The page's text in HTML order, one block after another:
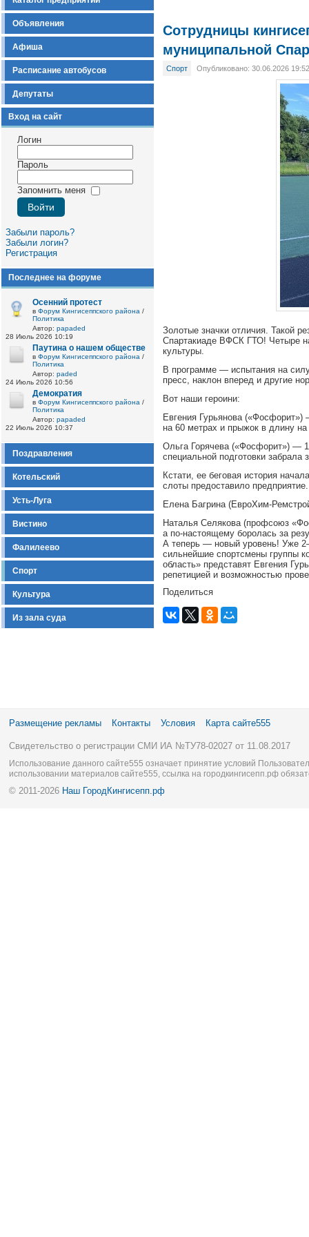
Объявления
Афиша
Расписание автобусов
Депутаты
Вход на сайт
Логин
Пароль
Запомнить меня
Забыли пароль?
Забыли логин?
Регистрация
Последнее на форуме
Осенний протест
в Форум Кингисеппского района /
Политика
Автор: papaded
28 Июль 2026 10:19
Паутина о нашем обществе
в Форум Кингисеппского района /
Политика
Автор: paded
24 Июль 2026 10:56
Демократия
в Форум Кингисеппского района /
Политика
Автор: papaded
22 Июль 2026 10:37
Поздравления
Котельский
Усть-Луга
Вистино
Фалилеево
Спорт
Культура
Из зала суда
Сотрудницы
муниципальной
Спорт Опубликовано: 30.06.2026 19:52
Золотые значки отличия. Такой
Спартакиаде ВФСК ГТО! Четыре
культуры.
В программе — испытания на
пресс, наклон вперед и другие
Вот наши героини:
Евгения Гурьянова
на 60 метрах и прыжок в длину
Ольга Горячева («Фосфорит») —
специальной подготовки забрала
Кстати, ее беговая история
слоты предоставило предприятие.
Елена Багрина
Наталья Селякова (профсоюз
а по-настоящему боролась за
А теперь — новый уровень! Уже
сильнейшие спортсмены группы
область» представят Евгения
репетицией и возможностью
Поделиться
Размещение рекламы Контакты Условия Карта сайте555
Свидетельство о регистрации СМИ ИА №ТУ78-02027 от 11.08.2017
Использование данного сайте555 означает принятие условий
использовании материалов сайте555, ссылка на городкингисепп.рф
© 2011-2026 Наш ГородКингисепп.рф